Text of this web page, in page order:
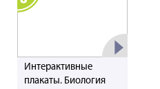
Интерактивные
плакаты. Биология